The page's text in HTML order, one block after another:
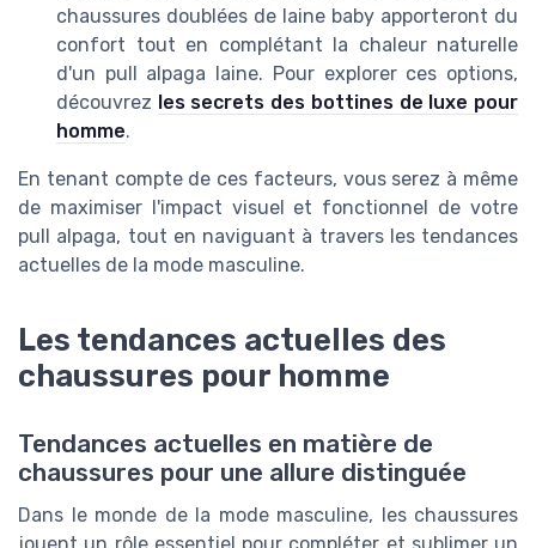
chaussures doublées de laine baby apporteront du
confort tout en complétant la chaleur naturelle
d'un pull alpaga laine. Pour explorer ces options,
découvrez les secrets des bottines de luxe pour
homme.
En tenant compte de ces facteurs, vous serez à même
de maximiser l'impact visuel et fonctionnel de votre
pull alpaga, tout en naviguant à travers les tendances
actuelles de la mode masculine.
Les tendances actuelles des
chaussures pour homme
Tendances actuelles en matière de
chaussures pour une allure distinguée
Dans le monde de la mode masculine, les chaussures
jouent un rôle essentiel pour compléter et sublimer un